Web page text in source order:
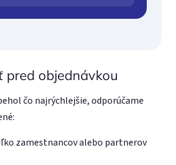
pred objednávkou
čo najrýchlejšie, odporúčame
zamestnancov alebo partnerov